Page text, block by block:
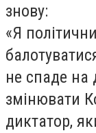
знову:
«Я
не спаде на
змінювати
диктатор,